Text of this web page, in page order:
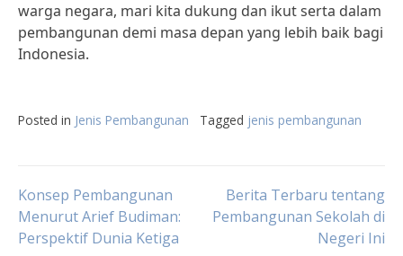
warga negara, mari kita dukung dan ikut serta dalam
pembangunan demi masa depan yang lebih baik bagi
Indonesia.
Posted in Jenis Pembangunan Tagged jenis pembangunan
Post
Konsep Pembangunan
Menurut Arief Budiman:
Perspektif Dunia Ketiga
Berita Terbaru tentang
Pembangunan Sekolah di
Negeri Ini